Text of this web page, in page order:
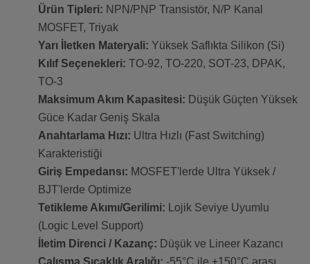
Ürün Tipleri: NPN/PNP Transistör, N/P Kanal
MOSFET, Triyak
Yarı İletken Materyali: Yüksek Saflıkta Silikon (Si)
Kılıf Seçenekleri: TO-92, TO-220, SOT-23, DPAK,
TO-3
Maksimum Akım Kapasitesi: Düşük Güçten Yüksek
Güce Kadar Geniş Skala
Anahtarlama Hızı: Ultra Hızlı (Fast Switching)
Karakteristiği
Giriş Empedansı: MOSFET'lerde Ultra Yüksek /
BJT'lerde Optimize
Tetikleme Akımı/Gerilimi: Lojik Seviye Uyumlu
(Logic Level Support)
İletim Direnci / Kazanç: Düşük ve Lineer Kazancı
Çalışma Sıcaklık Aralığı: -55°C ile +150°C arası